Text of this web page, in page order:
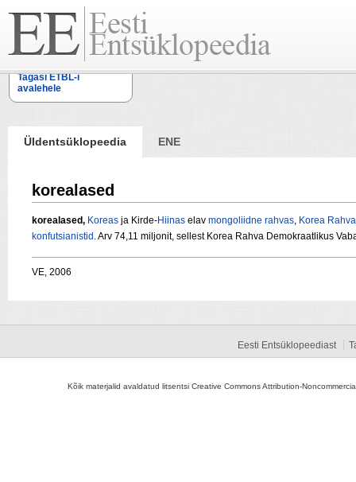
Tagasi ETBL-i
avalehele
Üldentsüklopeedia ENE
korealased
korealased, Koreas ja Kirde-Hiinas elav mongoliidne rahvas, Korea
konfutsianistid . Arv 74,11 miljonit, sellest Korea Rahva Demokraatlikus
VE, 2006
Eesti Entsüklopeediast
Kõik materjalid avaldatud litsentsi Creative Commons Attribution-